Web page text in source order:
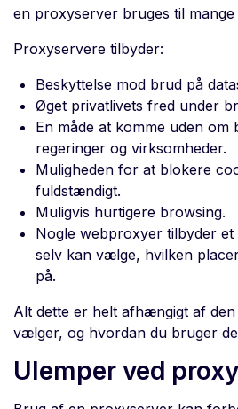
en proxyserver bruges til
Proxyservere tilbyder:
Beskyttelse mod brud på
Øget privatlivets fred under
En måde at komme uden om
regeringer og virksomheder.
Muligheden for at blokere
fuldstændigt.
Muligvis hurtigere browsing.
Nogle webproxyer tilbyder
selv kan vælge, hvilken
på.
Alt dette er helt afhængigt af
vælger, og hvordan du bruger
Ulemper ved